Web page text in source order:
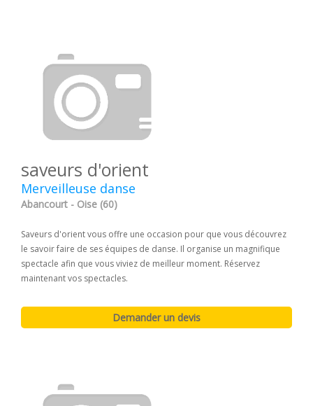
saveurs d'orient
Merveilleuse danse
Abancourt - Oise (60)
Saveurs d'orient vous offre une occasion pour que vous découvrez
le savoir faire de ses équipes de danse. Il organise un magnifique
spectacle afin que vous viviez de meilleur moment. Réservez
maintenant vos spectacles.